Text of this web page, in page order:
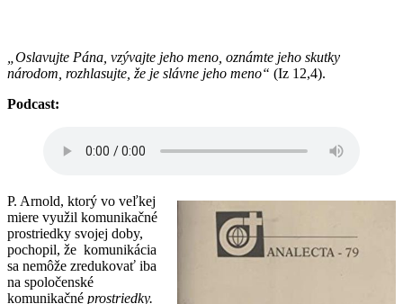
„Oslavujte Pána, vzývajte jeho meno, oznámte jeho skutky
národom, rozhlasujte, že je slávne jeho meno“ (Iz 12,4).
Podcast:
P. Arnold, ktorý vo veľkej
miere využil komunikačné
prostriedky svojej doby,
pochopil, že komunikácia
sa nemôže zredukovať iba
na spoločenské
komunikačné prostriedky.